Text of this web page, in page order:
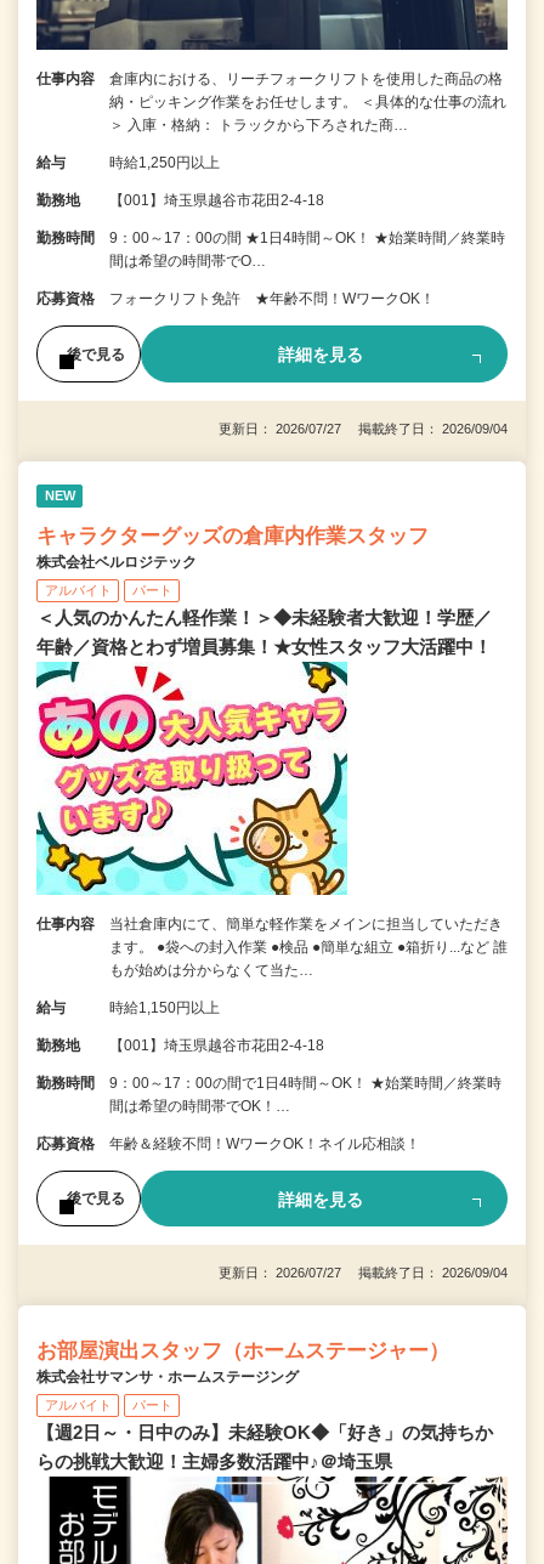
仕事内容
倉庫内における、リーチフォークリフトを使用した商品の格
納・ピッキング作業をお任せします。 ＜具体的な仕事の流れ
＞ 入庫・格納： トラックから下ろされた商…
給与 時給1,250円以上
勤務地 【001】埼玉県越谷市花田2-4-18
勤務時間
9：00～17：00の間 ★1日4時間～OK！ ★始業時間／終業時
間は希望の時間帯でO…
応募資格 フォークリフト免許 ★年齢不問！WワークOK！
後で見る 詳細を見る
更新日： 2026/07/27 掲載終了日： 2026/09/04
NEW
キャラクターグッズの倉庫内作業スタッフ
株式会社ベルロジテック
アルバイト パート
＜人気のかんたん軽作業！＞◆未経験者大歓迎！学歴／
年齢／資格とわず増員募集！★女性スタッフ大活躍中！
仕事内容
当社倉庫内にて、簡単な軽作業をメインに担当していただき
ます。 ●袋への封入作業 ●検品 ●簡単な組立 ●箱折り...など 誰
もが始めは分からなくて当た…
給与 時給1,150円以上
勤務地 【001】埼玉県越谷市花田2-4-18
勤務時間
9：00～17：00の間で1日4時間～OK！ ★始業時間／終業時
間は希望の時間帯でOK！…
応募資格 年齢＆経験不問！WワークOK！ネイル応相談！
後で見る 詳細を見る
更新日： 2026/07/27 掲載終了日： 2026/09/04
お部屋演出スタッフ（ホームステージャー）
株式会社サマンサ・ホームステージング
アルバイト パート
【週2日～・日中のみ】未経験OK◆「好き」の気持ちか
らの挑戦大歓迎！主婦多数活躍中♪＠埼玉県